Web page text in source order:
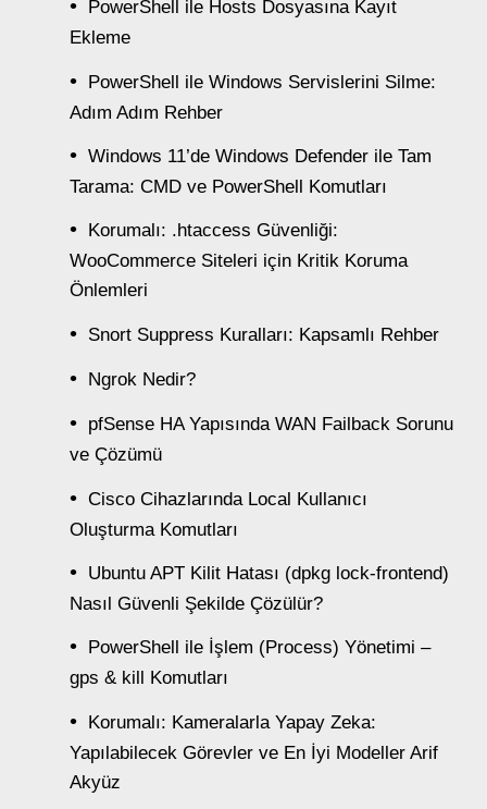
PowerShell ile Hosts Dosyasına Kayıt
Ekleme
PowerShell ile Windows Servislerini Silme:
Adım Adım Rehber
Windows 11’de Windows Defender ile Tam
Tarama: CMD ve PowerShell Komutları
Korumalı: .htaccess Güvenliği:
WooCommerce Siteleri için Kritik Koruma
Önlemleri
Snort Suppress Kuralları: Kapsamlı Rehber
Ngrok Nedir?
pfSense HA Yapısında WAN Failback Sorunu
ve Çözümü
Cisco Cihazlarında Local Kullanıcı
Oluşturma Komutları
Ubuntu APT Kilit Hatası (dpkg lock-frontend)
Nasıl Güvenli Şekilde Çözülür?
PowerShell ile İşlem (Process) Yönetimi –
gps & kill Komutları
Korumalı: Kameralarla Yapay Zeka:
Yapılabilecek Görevler ve En İyi Modeller Arif
Akyüz